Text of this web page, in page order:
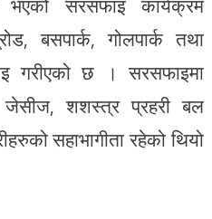
बसपार्क, गोलपार्क तथा
गरीएको छ । सरसफाइमा
शशस्त्र प्रहरी बल
सहाभागीता रहेको थियो